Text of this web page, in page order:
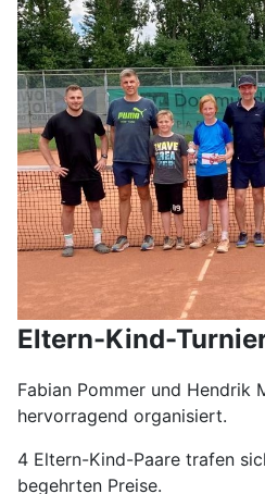
Eltern-Kind-
Fabian Pommer und Hendrik
hervorragend organisiert.
4 Eltern-Kind-Paare trafen
begehrten Preise.